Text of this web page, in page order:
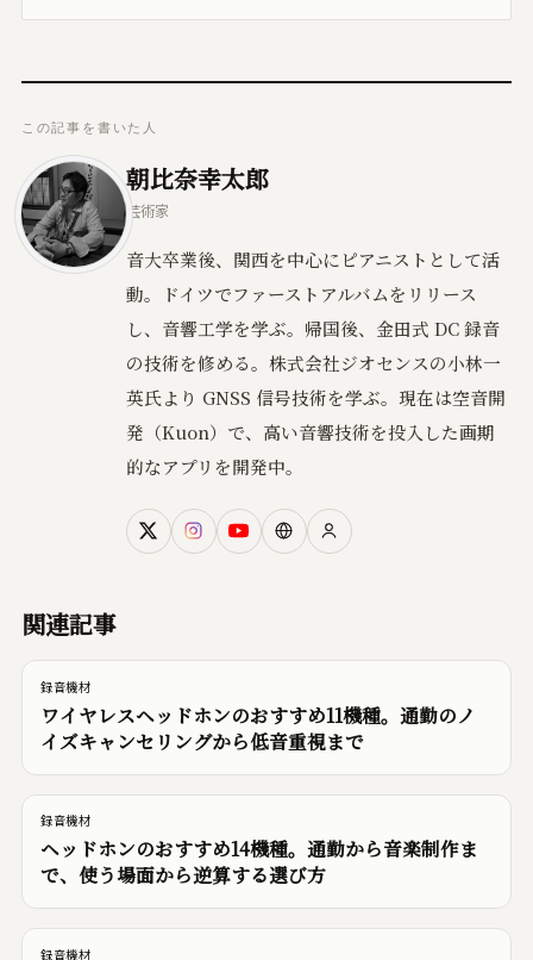
この記事を書いた人
朝比奈幸太郎
芸術家
音大卒業後、関西を中心にピアニストとして活
動。ドイツでファーストアルバムをリリース
し、音響工学を学ぶ。帰国後、金田式 DC 録音
の技術を修める。株式会社ジオセンスの小林一
英氏より GNSS 信号技術を学ぶ。現在は空音開
発（Kuon）で、高い音響技術を投入した画期
的なアプリを開発中。
関連記事
録音機材
ワイヤレスヘッドホンのおすすめ11機種。通勤のノ
イズキャンセリングから低音重視まで
録音機材
ヘッドホンのおすすめ14機種。通勤から音楽制作ま
で、使う場面から逆算する選び方
録音機材